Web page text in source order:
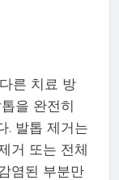
른 치료 방
을 완전히
. 발톱 제거는
거 또는 전체
염된 부분만